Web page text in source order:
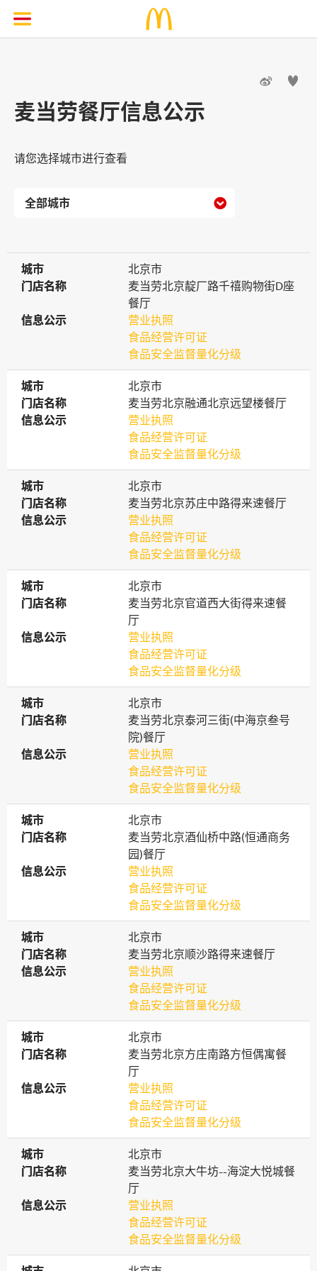
 
麦当劳餐厅信息公示
请您选择城市进行查看

城市
城市
北京市
门店名称
门店名称
麦当劳北京靛厂路千禧购物街D座
餐厅
信息公示
信息公示
营业执照
食品经营许可证
食品安全监督量化分级
城市
城市
北京市
门店名称
门店名称
麦当劳北京融通北京远望楼餐厅
信息公示
信息公示
营业执照
食品经营许可证
食品安全监督量化分级
城市
城市
北京市
门店名称
门店名称
麦当劳北京苏庄中路得来速餐厅
信息公示
信息公示
营业执照
食品经营许可证
食品安全监督量化分级
城市
城市
北京市
门店名称
门店名称
麦当劳北京官道西大街得来速餐
厅
信息公示
信息公示
营业执照
食品经营许可证
食品安全监督量化分级
城市
城市
北京市
门店名称
门店名称
麦当劳北京泰河三街(中海京叁号
院)餐厅
信息公示
信息公示
营业执照
食品经营许可证
食品安全监督量化分级
城市
城市
北京市
门店名称
门店名称
麦当劳北京酒仙桥中路(恒通商务
园)餐厅
信息公示
信息公示
营业执照
食品经营许可证
食品安全监督量化分级
城市
城市
北京市
门店名称
门店名称
麦当劳北京顺沙路得来速餐厅
信息公示
信息公示
营业执照
食品经营许可证
食品安全监督量化分级
城市
城市
北京市
门店名称
门店名称
麦当劳北京方庄南路方恒偶寓餐
厅
信息公示
信息公示
营业执照
食品经营许可证
食品安全监督量化分级
城市
城市
北京市
门店名称
门店名称
麦当劳北京大牛坊--海淀大悦城餐
厅
信息公示
信息公示
营业执照
食品经营许可证
食品安全监督量化分级